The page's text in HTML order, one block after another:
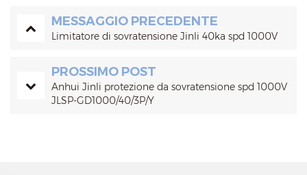
MESSAGGIO PRECEDENTE
Limitatore di sovratensione Jinli 40ka spd 1000V
PROSSIMO POST
Anhui Jinli protezione da sovratensione spd 1000V
JLSP-GD1000/40/3P/Y